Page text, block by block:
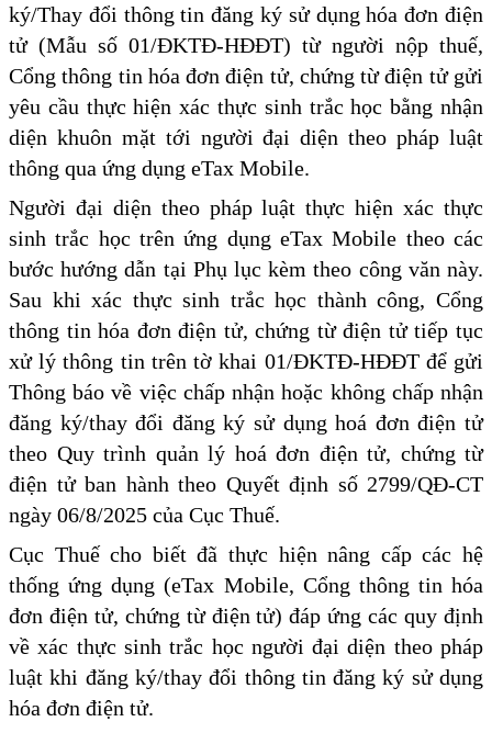
ký/Thay đổi thông tin đăng ký sử dụng hóa đơn điện
tử (Mẫu số 01/ĐKTĐ-HĐĐT) từ người nộp thuế,
Cổng thông tin hóa đơn điện tử, chứng từ điện tử gửi
yêu cầu thực hiện xác thực sinh trắc học bằng nhận
diện khuôn mặt tới người đại diện theo pháp luật
thông qua ứng dụng eTax Mobile.
Người đại diện theo pháp luật thực hiện xác thực
sinh trắc học trên ứng dụng eTax Mobile theo các
bước hướng dẫn tại Phụ lục kèm theo công văn này.
Sau khi xác thực sinh trắc học thành công, Cổng
thông tin hóa đơn điện tử, chứng từ điện tử tiếp tục
xử lý thông tin trên tờ khai 01/ĐKTĐ-HĐĐT để gửi
Thông báo về việc chấp nhận hoặc không chấp nhận
đăng ký/thay đổi đăng ký sử dụng hoá đơn điện tử
theo Quy trình quản lý hoá đơn điện tử, chứng từ
điện tử ban hành theo Quyết định số 2799/QĐ-CT
ngày 06/8/2025 của Cục Thuế.
Cục Thuế cho biết đã thực hiện nâng cấp các hệ
thống ứng dụng (eTax Mobile, Cổng thông tin hóa
đơn điện tử, chứng từ điện tử) đáp ứng các quy định
về xác thực sinh trắc học người đại diện theo pháp
luật khi đăng ký/thay đổi thông tin đăng ký sử dụng
hóa đơn điện tử.